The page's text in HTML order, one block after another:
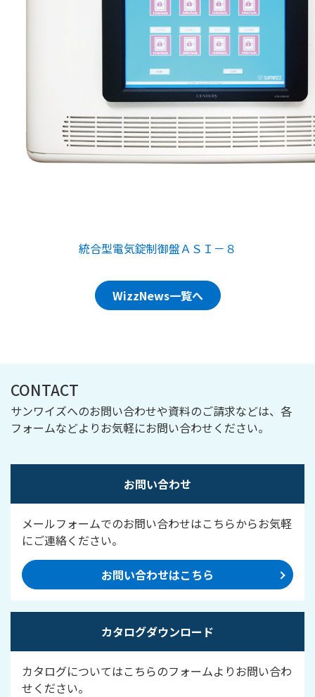
統合型電気錠制御盤ＡＳＩ－８
WizzNews一覧へ
CONTACT
サンワイズへのお問い合わせや資料のご請求などは、各
フォームなどよりお気軽にお問い合わせください。
お問い合わせ
メールフォームでのお問い合わせはこちらからお気軽
にご連絡ください。
お問い合わせはこちら
カタログダウンロード
カタログについてはこちらのフォームよりお問い合わ
せください。